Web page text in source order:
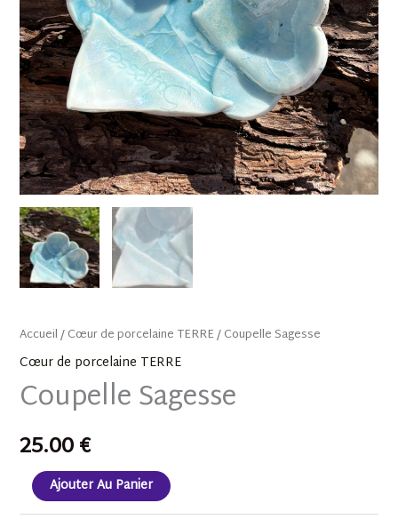
Accueil/Cœur de porcelaine TERRE/ Coupelle Sagesse
Cœur de porcelaine TERRE
Coupelle Sagesse
25.00€
Ajouter Au Panier